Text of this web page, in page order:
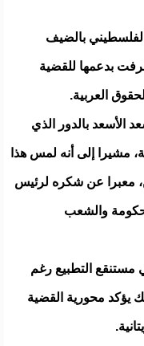
بالضيف
بدعمها للقضية
العربية.
الأسعد بالدور الذي
مشيرا إلى أنه لمس هذا
معبرا عن شكره لرئيس
والشعب
مستنقع التطبيع رغم
يؤكد محورية القضية